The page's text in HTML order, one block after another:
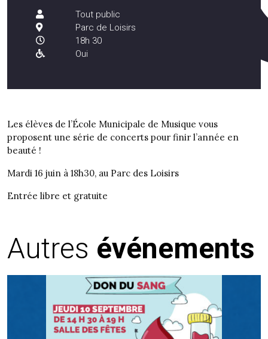
Tout public
Parc de Loisirs
18h 30
Oui
Les élèves de l’École Municipale de Musique vous
proposent une série de concerts pour finir l’année en
beauté !
Mardi 16 juin à 18h30, au Parc des Loisirs
Entrée libre et gratuite
Autres événements